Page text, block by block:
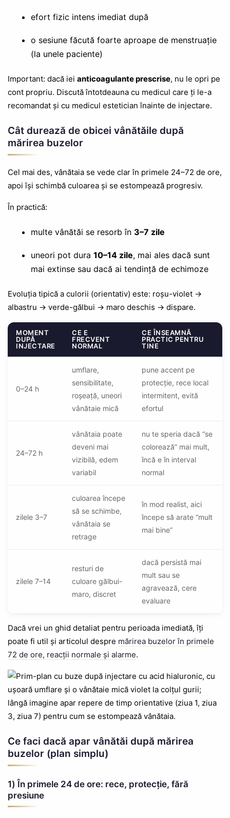
efort fizic intens imediat după
o sesiune făcută foarte aproape de menstruație
(la unele paciente)
Important: dacă iei anticoagulante prescrise, nu le opri pe
cont propriu. Discută întotdeauna cu medicul care ți le-a
recomandat și cu medicul estetician înainte de injectare.
Cât durează de obicei vânătăile după
mărirea buzelor
Cel mai des, vânătaia se vede clar în primele 24–72 de ore,
apoi își schimbă culoarea și se estompează progresiv.
În practică:
multe vânătăi se resorb în 3–7 zile
uneori pot dura 10–14 zile, mai ales dacă sunt
mai extinse sau dacă ai tendință de echimoze
Evoluția tipică a culorii (orientativ) este: roșu-violet →
albastru → verde-gălbui → maro deschis → dispare.
MOMENT
DUPĂ
INJECTARE
CE E
FRECVENT
NORMAL
CE ÎNSEAMNĂ
PRACTIC PENTRU
TINE
0–24 h
umflare,
sensibilitate,
roșeață, uneori
vânătaie mică
pune accent pe
protecție, rece local
intermitent, evită
efortul
24–72 h
vânătaia poate
deveni mai
vizibilă, edem
variabil
nu te speria dacă “se
colorează” mai mult,
încă e în interval
normal
zilele 3–7
culoarea începe
să se schimbe,
vânătaia se
retrage
în mod realist, aici
începe să arate “mult
mai bine”
zilele 7–14
resturi de
culoare gălbui-
maro, discret
dacă persistă mai
mult sau se
agravează, cere
evaluare
Dacă vrei un ghid detaliat pentru perioada imediată, îți
poate fi util și articolul despre mărirea buzelor în primele
72 de ore, reacții normale și alarme.
Ce faci dacă apar vânătăi după mărirea
buzelor (plan simplu)
1) În primele 24 de ore: rece, protecție, fără
presiune